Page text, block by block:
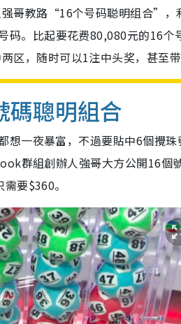
哥教路“16个号码聪明组合”
码。比起要花费80,080元的16
，随时可以1注中头奖，甚至带
碼聰明組合
想一夜暴富，不過要貼中6個攪
群組創辦人強哥大方公開16個
要$360。